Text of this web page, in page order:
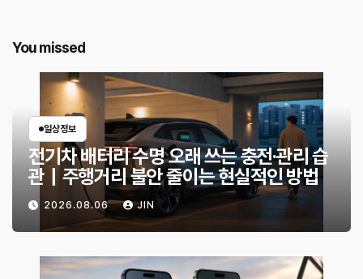
You missed
일상정보
전기차 배터리 수명 오래 쓰는 충전·관리 습
관｜주행거리 불안 줄이는 현실적인 방법
2026.08.06 JIN